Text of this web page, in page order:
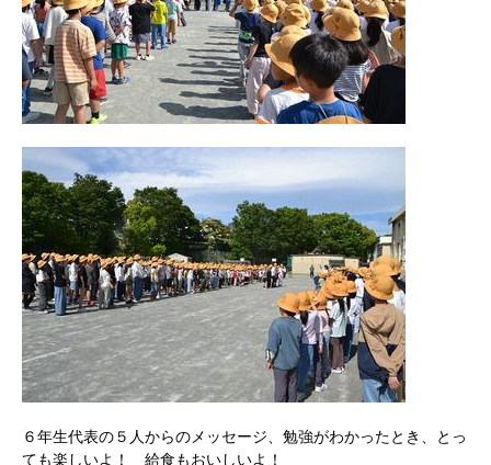
６年生代表の５人からのメッセージ、勉強がわかったとき、とっ
ても楽しいよ！ 給食もおいしいよ！